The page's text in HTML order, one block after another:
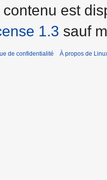
contenu est
1.3 sauf
de confidentialité À propos de